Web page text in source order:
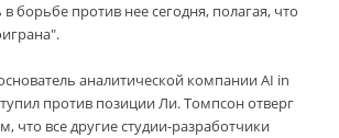
борьбе против нее сегодня, полагая, что
аналитической компании AI in
против позиции Ли. Томпсон отверг
что все другие студии-разработчики